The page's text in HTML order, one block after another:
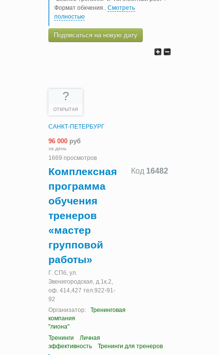
Формат обкчения.. Смотреть
полностью
Подписаться на новую дату
?
ОТКРЫТАЯ
САНКТ-ПЕТЕРБУРГ
96 000 руб
за день
1669 просмотров
Код 16482
Комплексная
программа
обучения
тренеров
«мастер
групповой
работы»
Г. СПб, ул.
Звенигородская, д.1к.2,
оф. 414,427 тел.922-91-
92
Организатор:
Тренинговая
компания
"лиона"
Тренинги
Личная
эффективность
Тренинги для тренеров